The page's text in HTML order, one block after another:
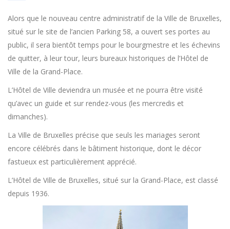
Alors que le nouveau centre administratif de la Ville de Bruxelles,
situé sur le site de l’ancien Parking 58, a ouvert ses portes au
public, il sera bientôt temps pour le bourgmestre et les échevins
de quitter, à leur tour, leurs bureaux historiques de l’Hôtel de
Ville de la Grand-Place.
L’Hôtel de Ville deviendra un musée et ne pourra être visité
qu’avec un guide et sur rendez-vous (les mercredis et
dimanches).
La Ville de Bruxelles précise que seuls les mariages seront
encore célébrés dans le bâtiment historique, dont le décor
fastueux est particulièrement apprécié.
L’Hôtel de Ville de Bruxelles, situé sur la Grand-Place, est classé
depuis 1936.